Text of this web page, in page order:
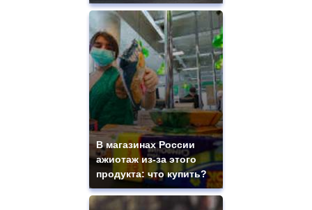
В магазинах России
ажиотаж из-за этого
продукта: что купить?